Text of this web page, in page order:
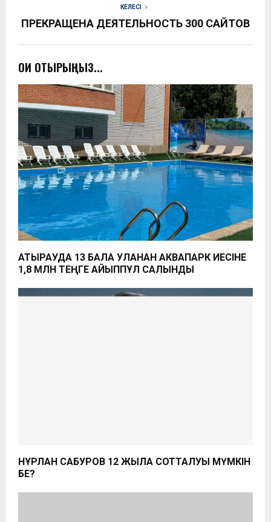
КЕЛЕСІ
ПРЕКРАЩЕНА ДЕЯТЕЛЬНОСТЬ 300 САЙТОВ
ОҚИ ОТЫРЫҢЫЗ...
АТЫРАУДА 13 БАЛА УЛАНҒАН АКВАПАРК ИЕСІНЕ
1,8 МЛН ТЕҢГЕ АЙЫППҰЛ САЛЫНДЫ
НҰРЛАН САБУРОВ 12 ЖЫЛҒА СОТТАЛУЫ МҮМКІН
БЕ?